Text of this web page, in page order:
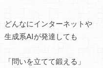
どんなにインターネットや
生成系AIが発達しても
「問いを立てて鍛える」